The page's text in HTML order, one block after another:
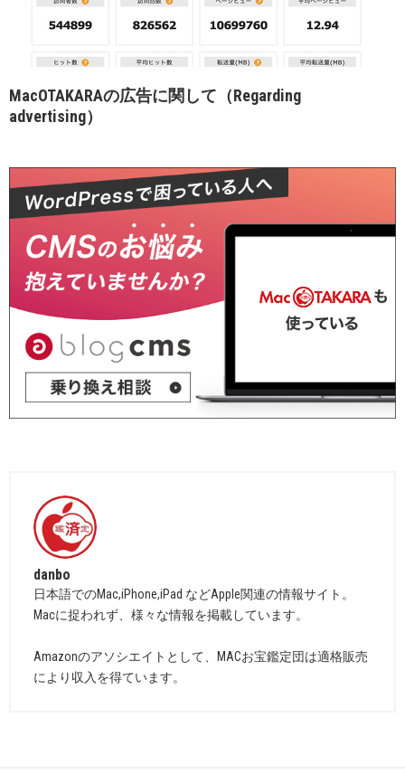
MacOTAKARAの広告に関して（Regarding
advertising）
danbo
日本語でのMac,iPhone,iPad などApple関連の情報サイト。
Macに捉われず、様々な情報を掲載しています。
Amazonのアソシエイトとして、MACお宝鑑定団は適格販売
により収入を得ています。